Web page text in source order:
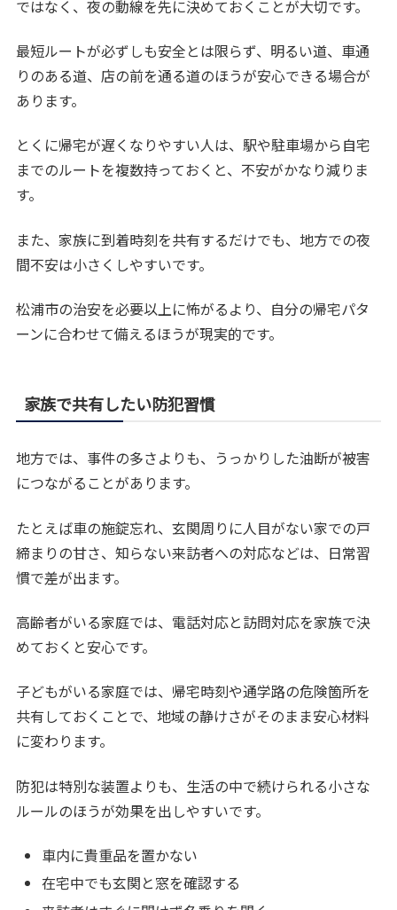
ではなく、夜の動線を先に決めておくことが大切です。
最短ルートが必ずしも安全とは限らず、明るい道、車通
りのある道、店の前を通る道のほうが安心できる場合が
あります。
とくに帰宅が遅くなりやすい人は、駅や駐車場から自宅
までのルートを複数持っておくと、不安がかなり減りま
す。
また、家族に到着時刻を共有するだけでも、地方での夜
間不安は小さくしやすいです。
松浦市の治安を必要以上に怖がるより、自分の帰宅パタ
ーンに合わせて備えるほうが現実的です。
家族で共有したい防犯習慣
地方では、事件の多さよりも、うっかりした油断が被害
につながることがあります。
たとえば車の施錠忘れ、玄関周りに人目がない家での戸
締まりの甘さ、知らない来訪者への対応などは、日常習
慣で差が出ます。
高齢者がいる家庭では、電話対応と訪問対応を家族で決
めておくと安心です。
子どもがいる家庭では、帰宅時刻や通学路の危険箇所を
共有しておくことで、地域の静けさがそのまま安心材料
に変わります。
防犯は特別な装置よりも、生活の中で続けられる小さな
ルールのほうが効果を出しやすいです。
車内に貴重品を置かない
在宅中でも玄関と窓を確認する